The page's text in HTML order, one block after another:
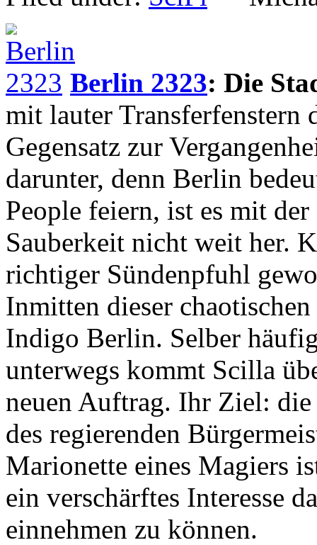
Berlin 2323: Die
mit lauter Transferfenstern
Gegensatz zur
darunter, denn Berlin
People feiern, ist es mit
Sauberkeit nicht weit her.
richtiger Sündenpfuhl
Inmitten dieser
Indigo Berlin. Selber
unterwegs kommt Scilla
neuen Auftrag. Ihr Ziel: die
des regierenden
Marionette eines Magiers
ein verschärftes Interesse
einnehmen zu können.